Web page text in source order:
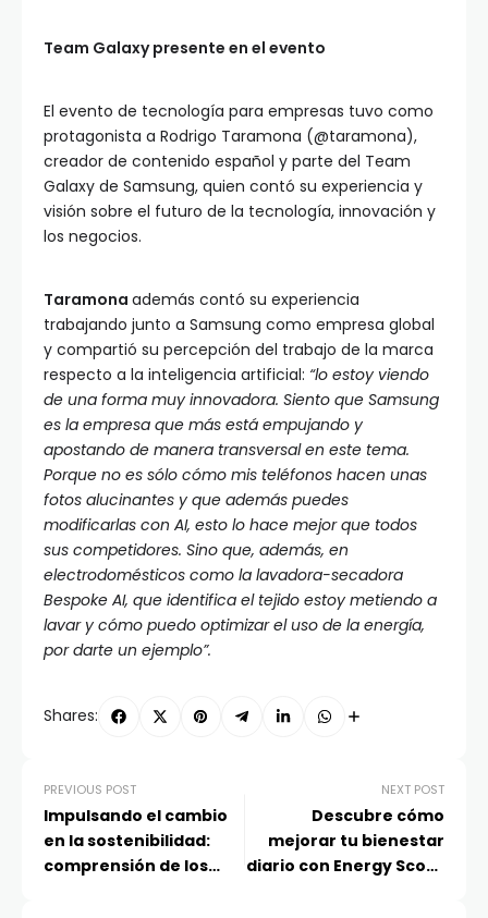
Team Galaxy presente en el evento
El evento de tecnología para empresas tuvo como
protagonista a Rodrigo Taramona (@taramona),
creador de contenido español y parte del Team
Galaxy de Samsung, quien contó su experiencia y
visión sobre el futuro de la tecnología, innovación y
los negocios.
Taramona además contó su experiencia
trabajando junto a Samsung como empresa global
y compartió su percepción del trabajo de la marca
respecto a la inteligencia artificial: “lo estoy viendo
de una forma muy innovadora. Siento que Samsung
es la empresa que más está empujando y
apostando de manera transversal en este tema.
Porque no es sólo cómo mis teléfonos hacen unas
fotos alucinantes y que además puedes
modificarlas con AI, esto lo hace mejor que todos
sus competidores. Sino que, además, en
electrodomésticos como la lavadora-secadora
Bespoke AI, que identifica el tejido estoy metiendo a
lavar y cómo puedo optimizar el uso de la energía,
por darte un ejemplo”.
Shares:
PREVIOUS POST
Impulsando el cambio
en la sostenibilidad:
comprensión de los
NEXT POST
Descubre cómo
mejorar tu bienestar
diario con Energy Score